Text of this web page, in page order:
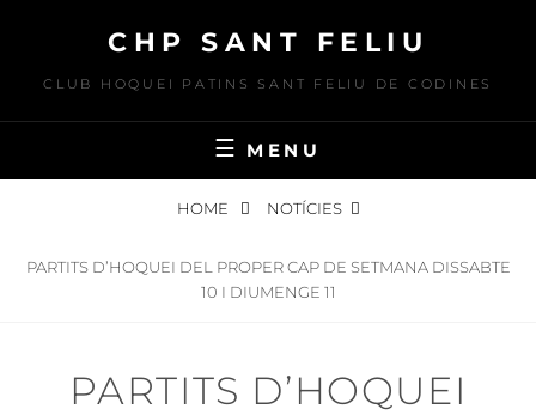
content
CHP SANT FELIU
CLUB HOQUEI PATINS SANT FELIU DE CODINES
MENU
HOME NOTÍCIES
PARTITS D’HOQUEI DEL PROPER CAP DE SETMANA DISSABTE
10 I DIUMENGE 11
PARTITS D’HOQUEI